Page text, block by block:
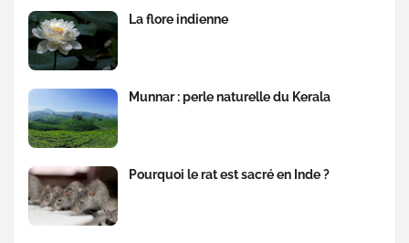
La flore indienne
Munnar : perle naturelle du Kerala
Pourquoi le rat est sacré en Inde ?